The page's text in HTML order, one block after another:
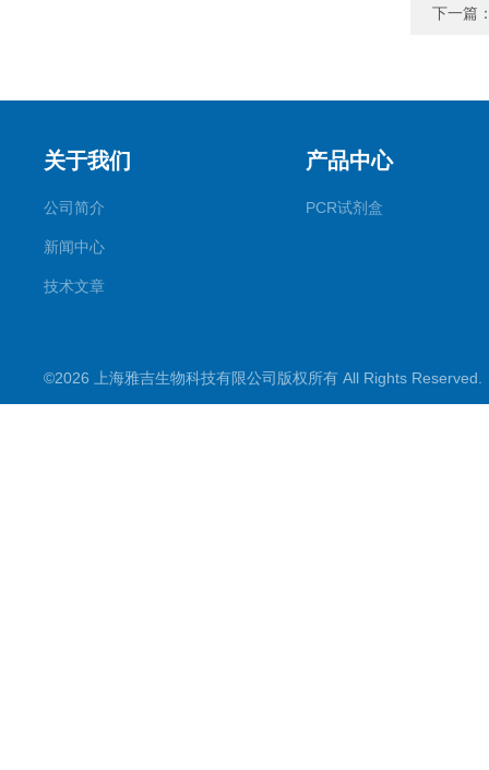
下一篇
关于我们
公司简介
新闻中心
技术文章
产品中心
PCR试剂盒
©2026 上海雅吉生物科技有限公司版权所有 All Rights